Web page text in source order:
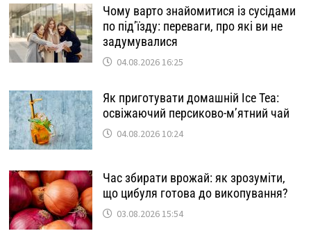
Чому варто знайомитися із сусідами
по під’їзду: переваги, про які ви не
задумувалися
04.08.2026 16:25
Як приготувати домашній Ice Tea:
освіжаючий персиково-м’ятний чай
04.08.2026 10:24
Час збирати врожай: як зрозуміти,
що цибуля готова до викопування?
03.08.2026 15:54